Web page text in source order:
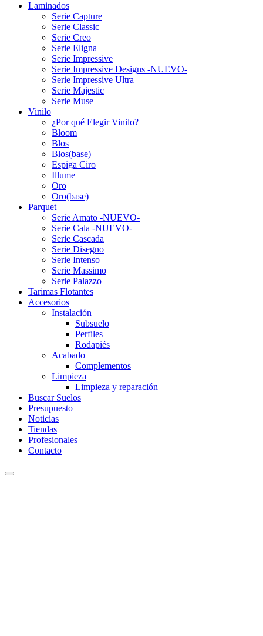
Laminados
Serie Capture
Serie Classic
Serie Creo
Serie Eligna
Serie Impressive
Serie Impressive Designs -NUEVO-
Serie Impressive Ultra
Serie Majestic
Serie Muse
Vinilo
¿Por qué Elegir Vinilo?
Bloom
Blos
Blos(base)
Espiga Ciro
Illume
Oro
Oro(base)
Parquet
Serie Amato -NUEVO-
Serie Cala -NUEVO-
Serie Cascada
Serie Disegno
Serie Intenso
Serie Massimo
Serie Palazzo
Tarimas Flotantes
Accesorios
Instalación
Subsuelo
Perfiles
Rodapiés
Acabado
Complementos
Limpieza
Limpieza y reparación
Buscar Suelos
Presupuesto
Noticias
Tiendas
Profesionales
Contacto